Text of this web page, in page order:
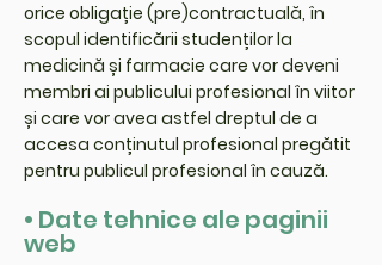
orice obligație (pre)contractuală, în
scopul identificării studenților la
medicină și farmacie care vor deveni
membri ai publicului profesional în viitor
și care vor avea astfel dreptul de a
accesa conținutul profesional pregătit
pentru publicul profesional în cauză.
• Date tehnice ale paginii
web